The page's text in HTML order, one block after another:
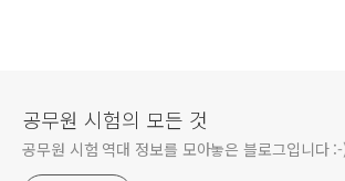
공무원 시험의 모든 것
공무원 시험 역대 정보를 모아놓은 블로그입니다